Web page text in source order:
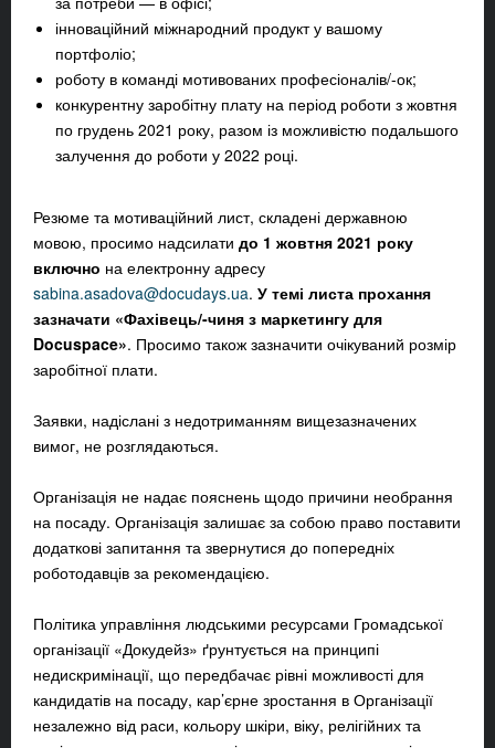
інноваційний міжнародний продукт у вашому
портфоліо;
роботу в команді мотивованих професіоналів/-ок;
конкурентну заробітну плату на період роботи з жовтня
по грудень 2021 року, разом із можливістю подальшого
залучення до роботи у 2022 році.
Резюме та мотиваційний лист, складені державною
мовою, просимо надсилати до 1 жовтня 2021 року
включно на електронну адресу
sabina.asadova@docudays.ua. У темі листа прохання
зазначати «Фахівець/-чиня з маркетингу для
Docuspace». Просимо також зазначити очікуваний розмір
заробітної плати.
Заявки, надіслані з недотриманням вищезазначених
вимог, не розглядаються.
Організація не надає пояснень щодо причини необрання
на посаду. Організація залишає за собою право поставити
додаткові запитання та звернутися до попередніх
роботодавців за рекомендацією.
Політика управління людськими ресурсами Громадської
організації «Докудейз» ґрунтується на принципі
недискримінації, що передбачає рівні можливості для
кандидатів на посаду, кар’єрне зростання в Організації
незалежно від раси, кольору шкіри, віку, релігійних та